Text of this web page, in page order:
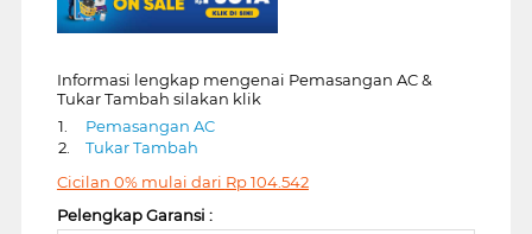
Informasi lengkap mengenai Pemasangan AC &
Tukar Tambah silakan klik
1.
Pemasangan AC
2.
Tukar Tambah
Cicilan 0% mulai dari Rp104.542
Pelengkap Garansi :